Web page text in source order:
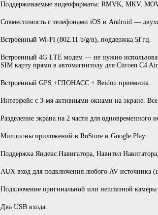
Поддерживаемые видеоформаты: RMVK, MKV,
Совместимость с телефонами iOS и Android —
Встроенный Wi-Fi (802.11 b/g/n), поддержка 5Ггц.
Встроенный 4G LTE модем — не нужно
SIM карту прямо в автомагнитолу для Citroen C4
Встроенный GPS +ГЛОНАСС + Beidou приемник.
Интерфейс с 3-мя активными окнами на экране.
Разделение экрана на 2 части для одновременного
Миллионы приложений в RuStore и Google Play.
Поддержка Яндекс.Навигатора, Навител
AUX вход для подключения любого AV источника
Подключение оригинальной или нештатной камеры
Два USB входа.